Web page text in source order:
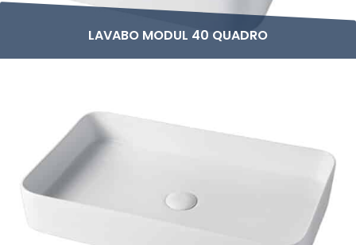
LAVABO MODUL 40 QUADRO